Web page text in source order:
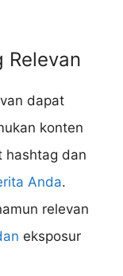
Relevan
dapat
konten
hashtag dan
Anda.
relevan
eksposur